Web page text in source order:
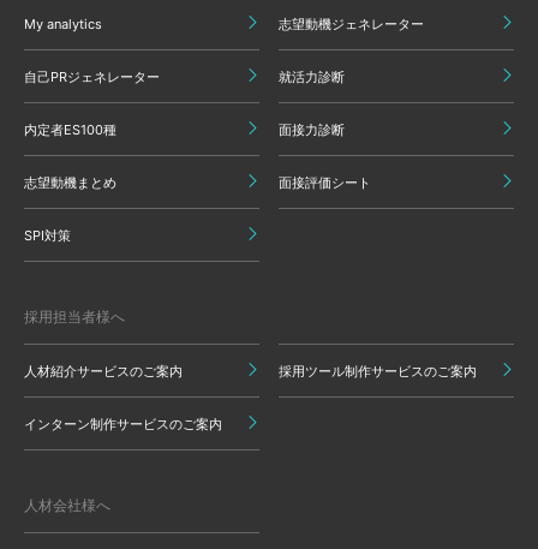
My analytics 志望動機ジェネレーター
自己PRジェネレーター 就活力診断
内定者ES100種 面接力診断
志望動機まとめ 面接評価シート
SPI対策
採用担当者様へ
人材紹介サービスのご案内 採用ツール制作サービスのご案内
インターン制作サービスのご案内
人材会社様へ